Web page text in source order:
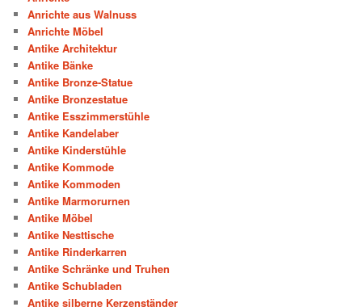
Anrichte aus Walnuss
Anrichte Möbel
Antike Architektur
Antike Bänke
Antike Bronze-Statue
Antike Bronzestatue
Antike Esszimmerstühle
Antike Kandelaber
Antike Kinderstühle
Antike Kommode
Antike Kommoden
Antike Marmorurnen
Antike Möbel
Antike Nesttische
Antike Rinderkarren
Antike Schränke und Truhen
Antike Schubladen
Antike silberne Kerzenständer